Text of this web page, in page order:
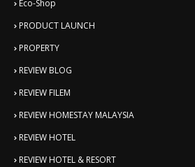
Eco-Shop
PRODUCT LAUNCH
PROPERTY
REVIEW BLOG
REVIEW FILEM
REVIEW HOMESTAY MALAYSIA
REVIEW HOTEL
REVIEW HOTEL & RESORT